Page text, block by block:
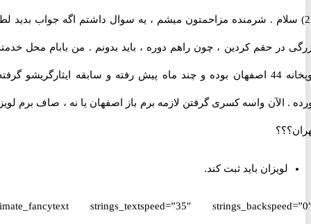
سلام . شرمنده مزاحمتون میشم ، یه سوال داشتم اگه جواب بدید لطف
در حقم کردین ، چون راهم دوره ، باید بدونم . من بابام محل خدمتش
توپخانه 44 اصفهان بوده و چند ماه پیش رفته و سابقه ایثارگریشو گرفته و
. الآن واسه کسری گرفتن لازمه برم باز اصفهان یا نه ، صاف برم لویزان
لویزان باید ثبت کند.
[ultimate_fancytext strings_textspeed=”35″